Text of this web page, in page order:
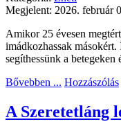
Megjelent: 2026. február
Amikor 25 évesen
imádkozhassak
segíthessünk a
Bővebben ... Hozzászólás
A Szeretetláng